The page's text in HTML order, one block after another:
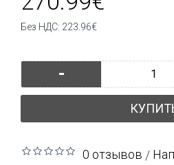
Без НДС: 223.96€
-
0 отзывов /